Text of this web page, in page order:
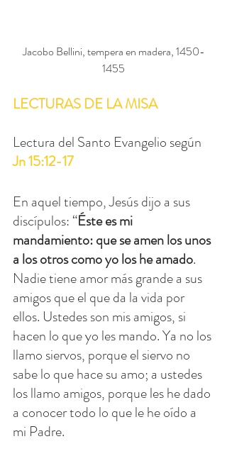
Jacobo Bellini, tempera en madera, 1450-
1455
LECTURAS DE LA MISA
Lectura del Santo Evangelio según
Jn 15:12-17
En aquel tiempo, Jesús dijo a sus
discípulos: “Éste es mi
mandamiento: que se amen los unos
a los otros como yo los he amado.
Nadie tiene amor más grande a sus
amigos que el que da la vida por
ellos. Ustedes son mis amigos, si
hacen lo que yo les mando. Ya no los
llamo siervos, porque el siervo no
sabe lo que hace su amo; a ustedes
los llamo amigos, porque les he dado
a conocer todo lo que le he oído a
mi Padre.